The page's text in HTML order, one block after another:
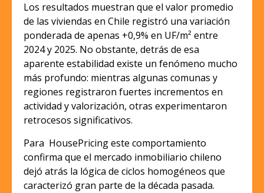
Los resultados muestran que el valor promedio
de las viviendas en Chile registró una variación
ponderada de apenas +0,9% en UF/m² entre
2024 y 2025. No obstante, detrás de esa
aparente estabilidad existe un fenómeno mucho
más profundo: mientras algunas comunas y
regiones registraron fuertes incrementos en
actividad y valorización, otras experimentaron
retrocesos significativos.
Para HousePricing este comportamiento
confirma que el mercado inmobiliario chileno
dejó atrás la lógica de ciclos homogéneos que
caracterizó gran parte de la década pasada.